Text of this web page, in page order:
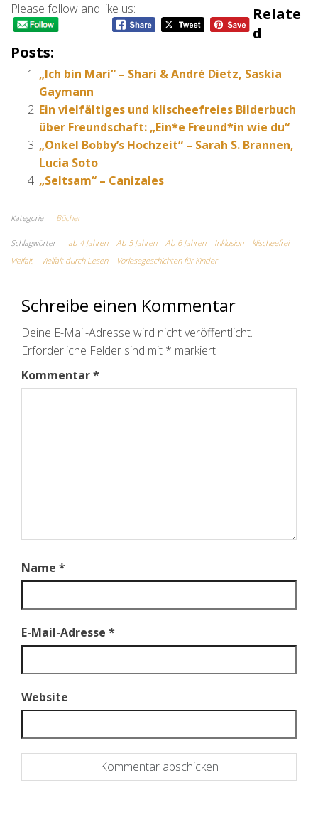
Please follow and like us:
Relate
D
Posts:
„Ich bin Mari“ – Shari & André Dietz, Saskia
Gaymann
Ein vielfältiges und klischeefreies Bilderbuch
über Freundschaft: „Ein*e Freund*in wie du“
„Onkel Bobby’s Hochzeit“ – Sarah S. Brannen,
Lucia Soto
„Seltsam“ – Canizales
Kategorie Bücher
Schlagwörter ab 4 Jahren Ab 5 Jahren Ab 6 Jahren Inklusion
klischeefrei
Vielfalt
Vielfalt durch Lesen Vorlesegeschichten für Kinder
Schreibe einen Kommentar
Deine E-Mail-Adresse wird nicht veröffentlicht.
Erforderliche Felder sind mit * markiert
Kommentar*
Name *
E-Mail-Adresse *
Website